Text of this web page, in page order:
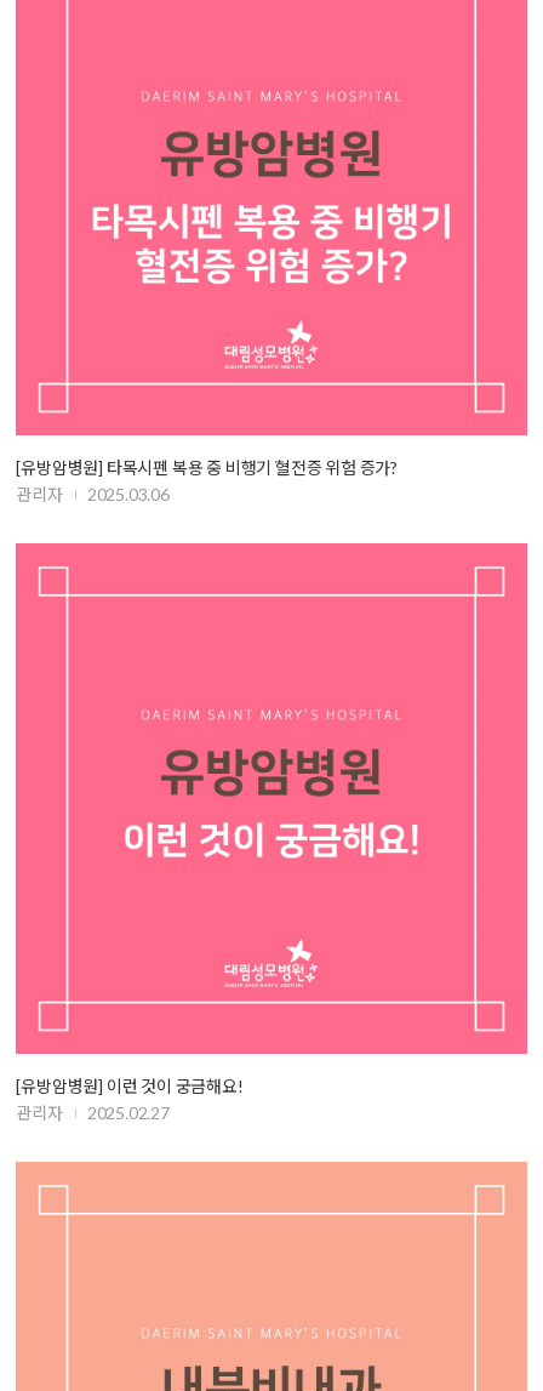
[유방암병원] 타목시펜 복용 중 비행기 혈전증 위험 증가?
관리자
2025.03.06
[유방암병원] 이런 것이 궁금해요!
관리자
2025.02.27